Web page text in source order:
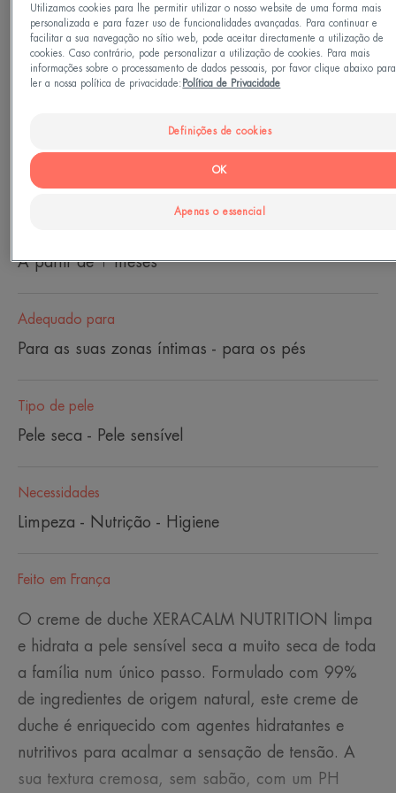
Limpeza, hidratante, calmante
Doseador Doseador
500ml
Recém nascidos - Crianças - Família - Adultos
A partir de 1 meses
Adequado para
Para as suas zonas íntimas - para os pés
Tipo de pele
Pele seca - Pele sensível
Necessidades
Limpeza - Nutrição - Higiene
Feito em França
O creme de duche XERACALM NUTRITION limpa
e hidrata a pele sensível seca a muito seca de toda
a família num único passo. Formulado com 99%
de ingredientes de origem natural, este creme de
duche é enriquecido com agentes hidratantes e
nutritivos para acalmar a sensação de tensão. A
sua textura cremosa, sem sabão, com um PH
Utilizamos cookies para lhe permitir utilizar o nosso website de uma forma mais
personalizada e para fazer uso de funcionalidades avançadas. Para continuar e
facilitar a sua navegação no sítio web, pode aceitar directamente a utilização de
cookies. Caso contrário, pode personalizar a utilização de cookies. Para mais
informações sobre o processamento de dados pessoais, por favor clique abaixo para
ler a nossa política de privacidade: Política de Privacidade
Definições de cookies
Apenas o essencial
OK